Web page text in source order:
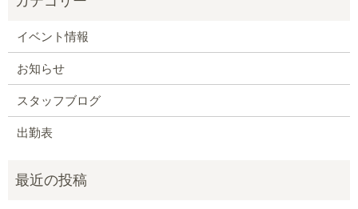
イベント情報
お知らせ
スタッフブログ
出勤表